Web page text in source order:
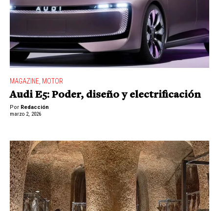
MAGAZINE MOTOR
Audi E5: Poder, diseño y electrificación
Por Redacción
marzo 2, 2026